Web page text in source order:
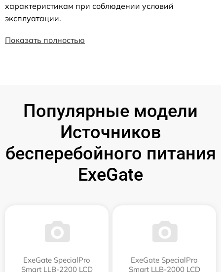
характеристикам при соблюдении условий
эксплуатации.
Показать полностью
Популярные модели
Источников
бесперебойного питания
ExeGate
ExeGate SpecialPro
Smart LLB-2200 LCD
ExeGate SpecialPro
Smart LLB-2000 LCD